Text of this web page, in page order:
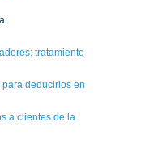
tratamiento
deducirlos en
a clientes de la